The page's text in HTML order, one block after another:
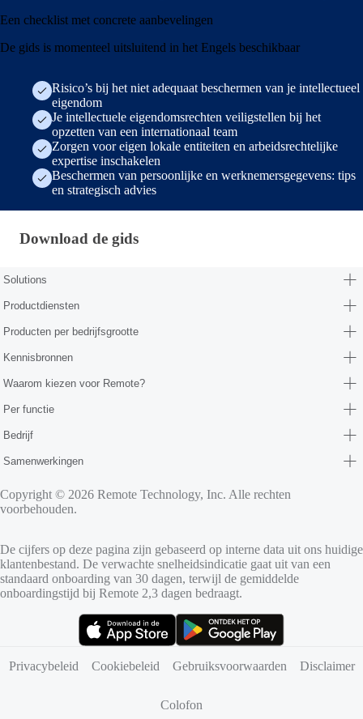
Een checklist met concrete aanbevelingen
De gids is momenteel uitsluitend in het Engels beschikbaar
Risico’s bij het niet adequaat beschermen van je intellectueel
eigendom
Je intellectuele eigendomsrechten veiligstellen bij het
opzetten van een internationaal team
Zorgen voor eigen lokale entiteiten en arbeidsrechtelijke
expertise inschakelen
Beschermen van persoonlijke en werknemersgegevens: tips
en strategisch advies
Download de gids · nl-nl — blt71b5dc85b484c103
Download de gids
Solutions
Productdiensten
Producten per bedrijfsgrootte
Kennisbronnen
Waarom kiezen voor Remote?
Per functie
Bedrijf
Samenwerkingen
Copyright © 2026 Remote Technology, Inc. Alle rechten
voorbehouden.
De cijfers op deze pagina zijn gebaseerd op interne data uit ons huidige
klantenbestand. De verwachte snelheidsindicatie gaat uit van een
standaard onboarding van 30 dagen, terwijl de gemiddelde
onboardingstijd bij Remote 2,3 dagen bedraagt.
Privacybeleid
Cookiebeleid Gebruiksvoorwaarden Disclaimer
Colofon